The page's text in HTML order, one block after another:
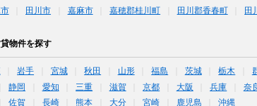
田川市 嘉麻市 嘉穂郡桂川町 田川郡香春町 田
物件を探す
岩手 宮城 秋田 山形 福島 茨城 栃木
静岡 愛知 三重 滋賀 京都 大阪 兵庫 奈
佐賀 長崎 熊本 大分 宮崎 鹿児島 沖縄